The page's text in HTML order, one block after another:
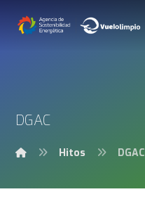
DGAC
Hitos DGAC